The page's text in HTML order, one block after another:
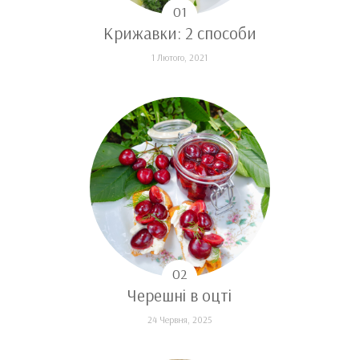
Крижавки: 2 способи
1 Лютого, 2021
Черешні в оцті
24 Червня, 2025